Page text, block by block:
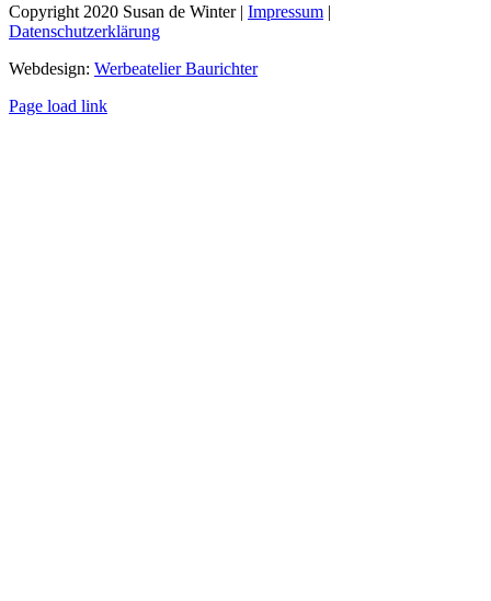
Copyright 2020 Susan de Winter | Impressum |
Datenschutzerklärung
Webdesign: Werbeatelier Baurichter
Facebook
Instagram
Page load link